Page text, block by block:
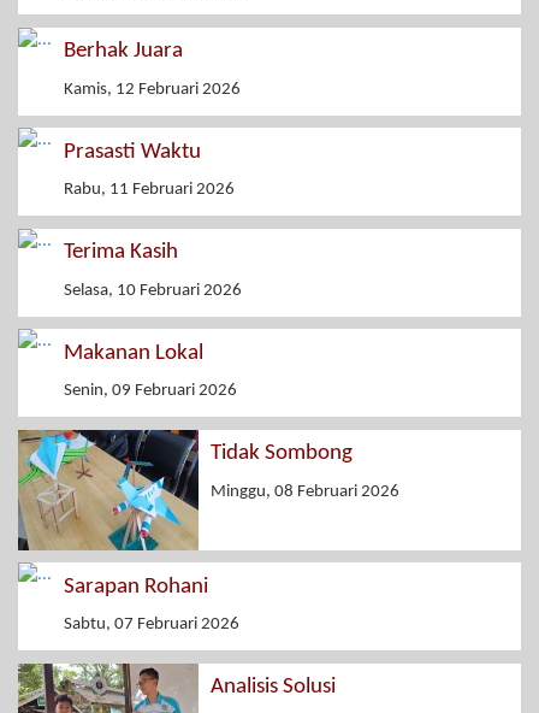
Berhak Juara
Kamis, 12 Februari 2026
Prasasti Waktu
Rabu, 11 Februari 2026
Terima Kasih
Selasa, 10 Februari 2026
Makanan Lokal
Senin, 09 Februari 2026
Tidak Sombong
Minggu, 08 Februari 2026
Sarapan Rohani
Sabtu, 07 Februari 2026
Analisis Solusi